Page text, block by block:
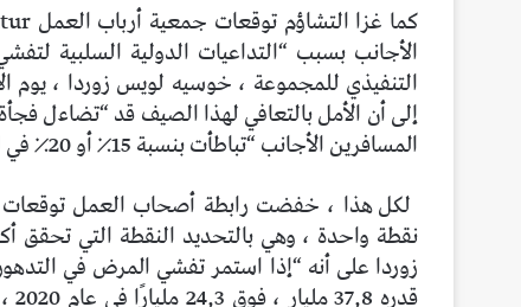
الأجانب بسبب “التداعيات الدولية السلبية
التنفيذي للمجموعة ، خوسيه لويس زوردا ، يوم
إلى أن الأمل بالتعافي لهذا الصيف قد “تضاءل
المسافرين الأجانب “تباطأت بنسبة 15٪ أو 20٪ في الأسابيع الماضية”.
لكل هذا ، خفضت رابطة أصحاب العمل توقعات
نقطة واحدة ، وهي بالتحديد النقطة التي تحقق
زوردا على أنه “إذا استمر تفشي المرض في